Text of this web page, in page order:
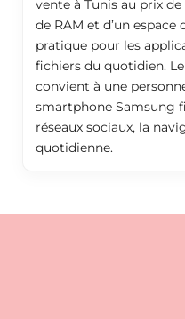
vente à Tunis au prix
de RAM et d’un espace
pratique pour les
fichiers du quotidien.
convient à une
smartphone Samsung
réseaux sociaux, la
quotidienne.